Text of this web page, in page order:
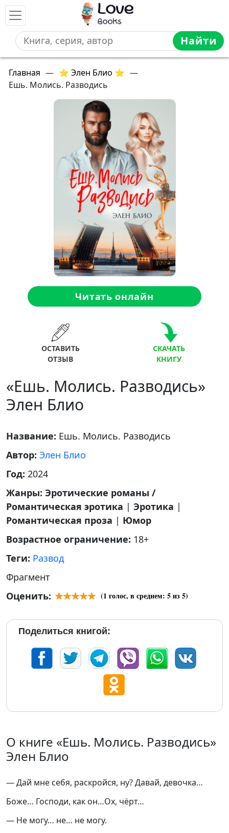
Найти
Главная — ⭐ Элен Блио ⭐ —
Ешь. Молись. Разводись
Читать онлайн
ОСТАВИТЬ
ОТЗЫВ
СКАЧАТЬ
КНИГУ
«Ешь. Молись. Разводись»
Элен Блио
Название: Ешь. Молись. Разводись
Автор: Элен Блио
Год: 2024
Жанры: Эротические романы /
Романтическая эротика | Эротика |
Романтическая проза | Юмор
Возрастное ограничение: 18+
Теги: Развод
Фрагмент
Оценить:
(1 голос, в среднем: 5из 5)
Поделиться книгой:
О книге «Ешь. Молись. Разводись»
Элен Блио
— Дай мне себя, раскройся, ну? Давай, девочка…
Боже… Господи, как он…Ох, чёрт…
— Не могу… не… не могу.